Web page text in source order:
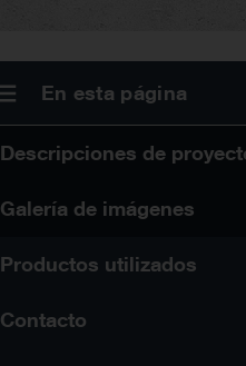
En esta página
Descripciones de
Galería de imágenes
Productos utilizados
Contacto